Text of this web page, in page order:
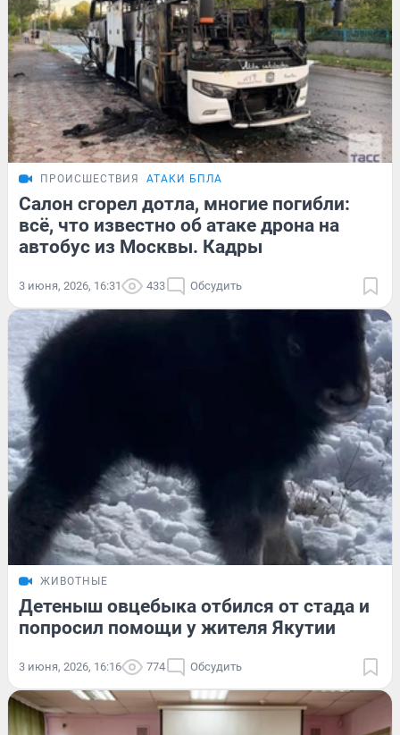
ПРОИСШЕСТВИЯ АТАКИ БПЛА
Салон сгорел дотла, многие погибли:
всё, что известно об атаке дрона на
автобус из Москвы. Кадры
3 июня, 2026, 16:31 433 Обсудить
ЖИВОТНЫЕ
Детеныш овцебыка отбился от стада и
попросил помощи у жителя Якутии
3 июня, 2026, 16:16 774 Обсудить